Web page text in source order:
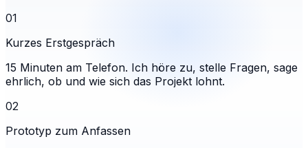
01
Kurzes Erstgespräch
15 Minuten am Telefon. Ich höre zu, stelle Fragen, sage
ehrlich, ob und wie sich das Projekt lohnt.
02
Prototyp zum Anfassen